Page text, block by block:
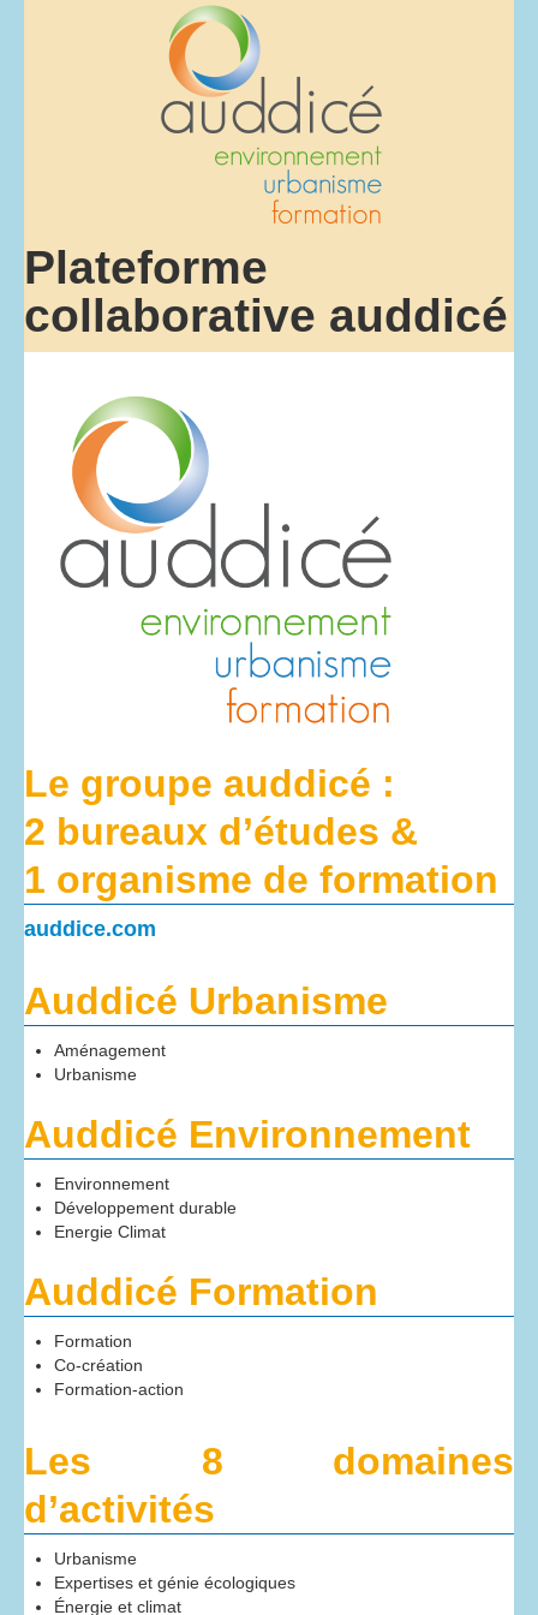
Plateforme
collaborative auddicé
Le groupe auddicé :
2 bureaux d’études &
1 organisme de formation
auddice.com
Auddicé Urbanisme
Aménagement
Urbanisme
Auddicé Environnement
Environnement
Développement durable
Energie Climat
Auddicé Formation
Formation
Co-création
Formation-action
Les 8 domaines
d’activités
Urbanisme
Expertises et génie écologiques
Énergie et climat